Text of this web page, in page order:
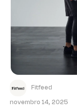
Fitfeed
novembro 14, 2025